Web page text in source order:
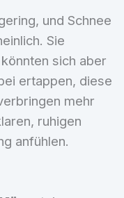
und Schnee
Sie
sich aber
ertappen, diese
mehr
ruhigen
anfühlen.